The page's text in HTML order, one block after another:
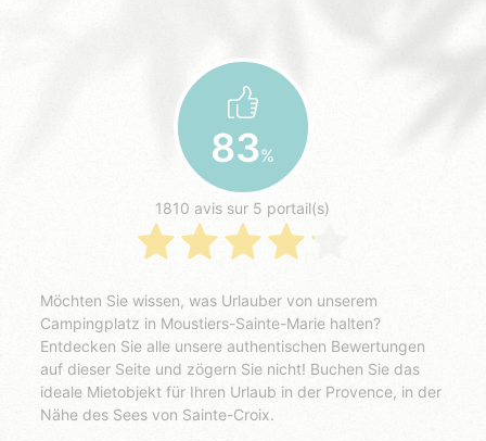
83%
1810 avis sur 5 portail(s)
Möchten Sie wissen, was Urlauber von unserem
Campingplatz in Moustiers-Sainte-Marie halten?
Entdecken Sie alle unsere authentischen Bewertungen
auf dieser Seite und zögern Sie nicht! Buchen Sie das
ideale Mietobjekt für Ihren Urlaub in der Provence, in der
Nähe des Sees von Sainte-Croix.